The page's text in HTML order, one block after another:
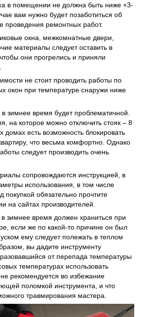
в помещении не должна быть ниже +3-
вам нужно будет позаботиться об
проведения ремонтных работ.
окна, межкомнатные двери,
материалы следует оставить в
они прогрелись и приняли
не стоит проводить работы по
окон при температуре снаружи ниже
зимнее время будет проблематичной.
на которое можно отключить стояк – 8
домах есть возможность блокировать
что весьма комфортно. Однако
следует производить очень
сопровождаются инструкцией, в
использования, в том числе
покупкой обязательно прочтите
на сайтах производителей.
в зимнее время должен храниться при
если же по какой-то причине он был
ему следует полежать в теплом
вы дадите инструменту
от перепада температуры
температурах использовать
рекомендуется во избежание
поломкой инструмента, и что
травмирования мастера.